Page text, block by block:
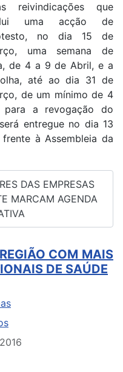
reivindicações que
uma acção de
no dia 15 de
uma semana de
de 4 a 9 de Abril, e a
até ao dia 31 de
de um mínimo de 4
para a revogação do
entregue no dia 13
à Assembleia da
DAS EMPRESAS
MARCAM AGENDA
COM MAIS
DE SAÚDE